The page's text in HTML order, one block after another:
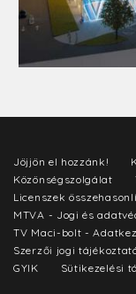
Jöjjön el hozzánk!
Közönségszolgálat
Licenszek
MTVA - Jogi és
TV Maci-bolt -
Szerzői jogi
GYIK
Sütikezelési